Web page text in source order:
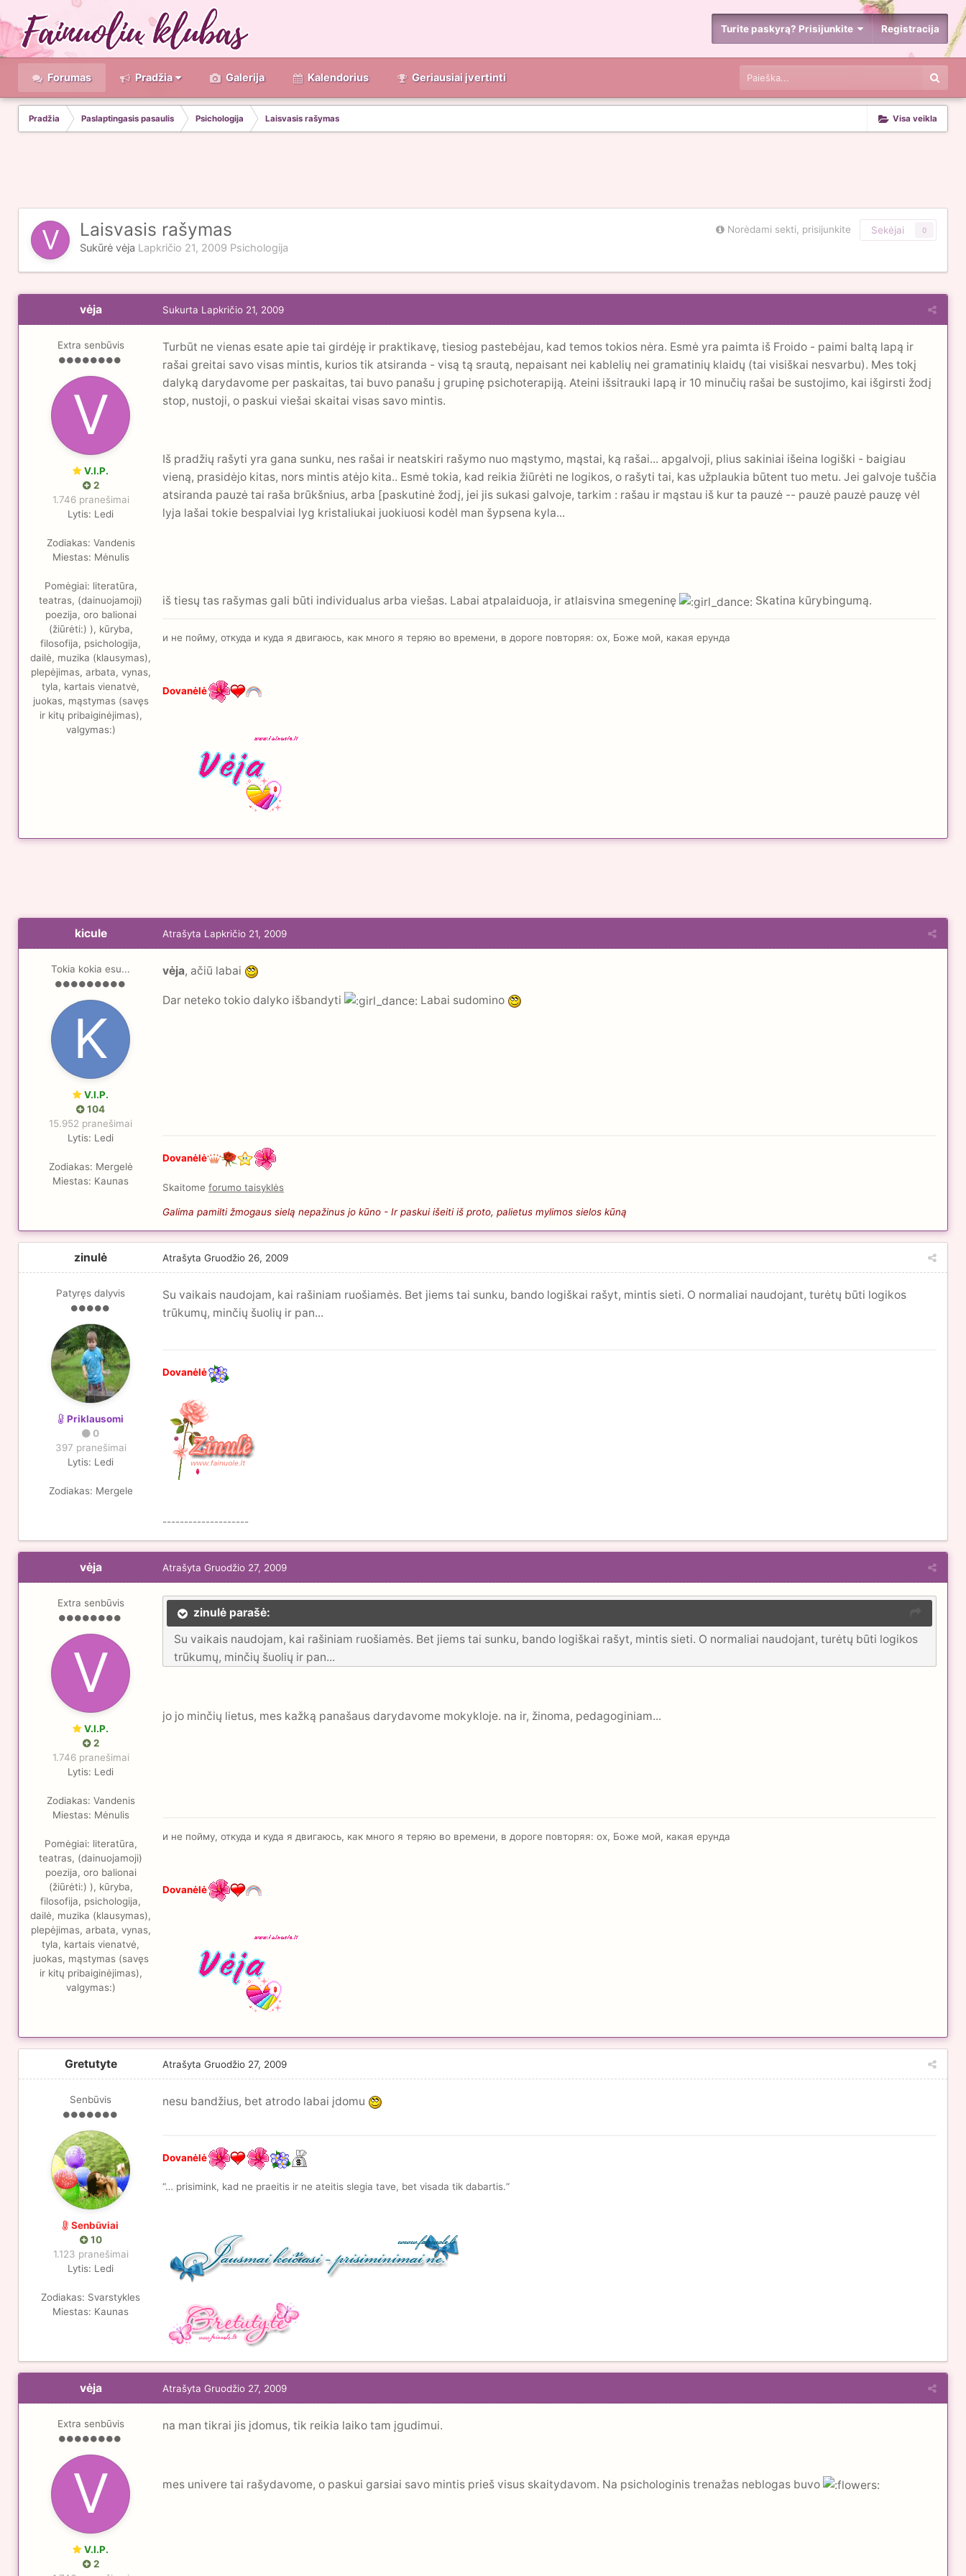
Turite paskyrą? Prisijunkite Registracija
Forumas Pradžia Galerija Kalendorius Geriausiai įvertinti
Visa veikla
Pradžia Paslaptingasis pasaulis Psichologija Laisvasis rašymas
Norėdami sekti, prisijunkite Sekėjai 0
Laisvasis rašymas
Sukūrė vėja Lapkričio 21, 2009 Psichologija
vėja
Extra senbūvis
V.I.P.
2
1.746 pranešimai
Lytis: Ledi
Zodiakas: Vandenis
Miestas: Mėnulis
Pomėgiai: literatūra,
teatras, (dainuojamoji)
poezija, oro balionai
(žiūrėti:) ), kūryba,
filosofija, psichologija,
dailė, muzika (klausymas),
plepėjimas, arbata, vynas,
tyla, kartais vienatvė,
juokas, mąstymas (savęs
ir kitų pribaiginėjimas),
valgymas:)
Sukurta Lapkričio 21, 2009
Turbūt ne vienas esate apie tai girdėję ir praktikavę, tiesiog pastebėjau, kad temos tokios nėra. Esmė yra paimta iš Froido - paimi baltą lapą ir
rašai greitai savo visas mintis, kurios tik atsiranda - visą tą srautą, nepaisant nei kablelių nei gramatinių klaidų (tai visiškai nesvarbu). Mes tokį
dalyką darydavome per paskaitas, tai buvo panašu į grupinę psichoterapiją. Ateini išsitrauki lapą ir 10 minučių rašai be sustojimo, kai išgirsti žodį
stop, nustoji, o paskui viešai skaitai visas savo mintis.
Iš pradžių rašyti yra gana sunku, nes rašai ir neatskiri rašymo nuo mąstymo, mąstai, ką rašai... apgalvoji, plius sakiniai išeina logiški - baigiau
vieną, prasidėjo kitas, nors mintis atėjo kita.. Esmė tokia, kad reikia žiūrėti ne logikos, o rašyti tai, kas užplaukia būtent tuo metu. Jei galvoje tuščia
atsiranda pauzė tai raša brūkšnius, arba [paskutinė žodį, jei jis sukasi galvoje, tarkim : rašau ir mąstau iš kur ta pauzė -- pauzė pauzė pauzę vėl
lyja lašai tokie bespalviai lyg kristaliukai juokiuosi kodėl man šypsena kyla...
iš tiesų tas rašymas gali būti individualus arba viešas. Labai atpalaiduoja, ir atlaisvina smegeninę Skatina kūrybingumą.
и не пойму, откуда и куда я двигаюсь, как много я теряю во времени, в дороге повторяя: ох, Боже мой, какая ерунда
Dovanėlė
kicule
Tokia kokia esu...
V.I.P.
104
15.952 pranešimai
Lytis: Ledi
Zodiakas: Mergelė
Miestas: Kaunas
Atrašyta Lapkričio 21, 2009
vėja, ačiū labai
Dar neteko tokio dalyko išbandyti Labai sudomino
Dovanėlė
Skaitome forumo taisyklės
Galima pamilti žmogaus sielą nepažinus jo kūno - Ir paskui išeiti iš proto, palietus mylimos sielos kūną
zinulė
Patyręs dalyvis
Priklausomi
0
397 pranešimai
Lytis: Ledi
Zodiakas: Mergele
Atrašyta Gruodžio 26, 2009
Su vaikais naudojam, kai rašiniam ruošiamės. Bet jiems tai sunku, bando logiškai rašyt, mintis sieti. O normaliai naudojant, turėtų būti logikos
trūkumų, minčių šuolių ir pan...
Dovanėlė
--------------------
vėja
Extra senbūvis
V.I.P.
2
1.746 pranešimai
Lytis: Ledi
Zodiakas: Vandenis
Miestas: Mėnulis
Pomėgiai: literatūra,
teatras, (dainuojamoji)
poezija, oro balionai
(žiūrėti:) ), kūryba,
filosofija, psichologija,
dailė, muzika (klausymas),
plepėjimas, arbata, vynas,
tyla, kartais vienatvė,
juokas, mąstymas (savęs
ir kitų pribaiginėjimas),
valgymas:)
Atrašyta Gruodžio 27, 2009
zinulė parašė:
Su vaikais naudojam, kai rašiniam ruošiamės. Bet jiems tai sunku, bando logiškai rašyt, mintis sieti. O normaliai naudojant, turėtų būti logikos
trūkumų, minčių šuolių ir pan...
jo jo minčių lietus, mes kažką panašaus darydavome mokykloje. na ir, žinoma, pedagoginiam...
и не пойму, откуда и куда я двигаюсь, как много я теряю во времени, в дороге повторяя: ох, Боже мой, какая ерунда
Dovanėlė
Gretutyte
Senbūvis
Senbūviai
10
1.123 pranešimai
Lytis: Ledi
Zodiakas: Svarstykles
Miestas: Kaunas
Atrašyta Gruodžio 27, 2009
nesu bandžius, bet atrodo labai įdomu
Dovanėlė
“… prisimink, kad ne praeitis ir ne ateitis slegia tave, bet visada tik dabartis.“
vėja
Extra senbūvis
V.I.P.
2
Atrašyta Gruodžio 27, 2009
na man tikrai jis įdomus, tik reikia laiko tam įgudimui.
mes univere tai rašydavome, o paskui garsiai savo mintis prieš visus skaitydavom. Na psichologinis trenažas neblogas buvo